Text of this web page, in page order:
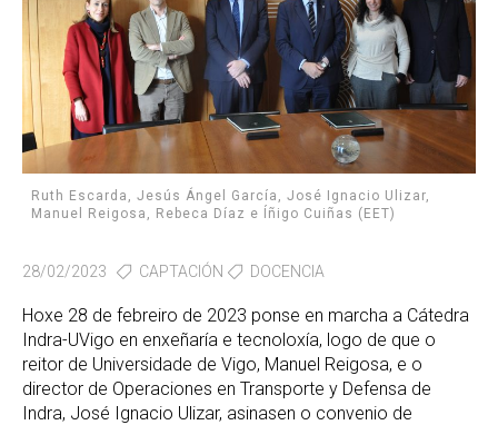
Ruth Escarda, Jesús Ángel García, José Ignacio Ulizar,
Manuel Reigosa, Rebeca Díaz e Íñigo Cuiñas (EET)
28/02/2023 CAPTACIÓN DOCENCIA
Hoxe 28 de febreiro de 2023 ponse en marcha a Cátedra
Indra-UVigo en enxeñaría e tecnoloxía, logo de que o
reitor de Universidade de Vigo, Manuel Reigosa, e o
director de Operaciones en Transporte y Defensa de
Indra, José Ignacio Ulizar, asinasen o convenio de